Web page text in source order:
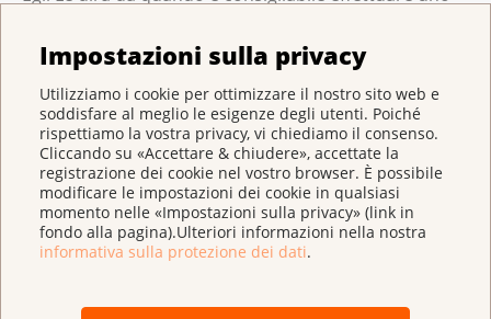
Impostazioni sulla privacy
Utilizziamo i cookie per ottimizzare il nostro sito web e
soddisfare al meglio le esigenze degli utenti. Poiché
rispettiamo la vostra privacy, vi chiediamo il consenso.
Cliccando su «Accettare & chiudere», accettate la
registrazione dei cookie nel vostro browser. È possibile
modificare le impostazioni dei cookie in qualsiasi
momento nelle «Impostazioni sulla privacy» (link in
fondo alla pagina).Ulteriori informazioni nella nostra
informativa sulla protezione dei dati.
Ridurre il rischio di ammalarsi
Non esiste una protezione contro il cancro
colorettale. Condurre uno stile di vita sano riduce il
rischio di sviluppare il cancro colorettale. Significa:
svolgere sufficiente attività fisica o sport;